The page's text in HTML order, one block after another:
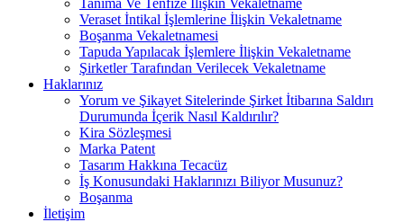
Tanıma Ve Tenfize İlişkin Vekaletname
Veraset İntikal İşlemlerine İlişkin Vekaletname
Boşanma Vekaletnamesi
Tapuda Yapılacak İşlemlere İlişkin Vekaletname
Şirketler Tarafından Verilecek Vekaletname
Haklarınız
Yorum ve Şikayet Sitelerinde Şirket İtibarına Saldırı
Durumunda İçerik Nasıl Kaldırılır?
Kira Sözleşmesi
Marka Patent
Tasarım Hakkına Tecacüz
İş Konusundaki Haklarınızı Biliyor Musunuz?
Boşanma
İletişim